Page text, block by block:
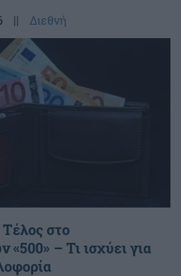
|| Διεθνή
στο
«500» – Τι ισχύει για